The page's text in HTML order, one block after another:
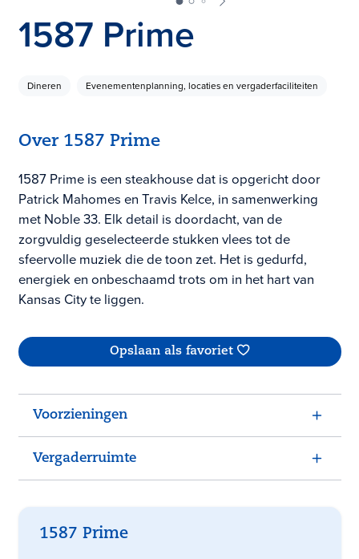
1587 Prime
Dineren Evenementenplanning, locaties en vergaderfaciliteiten
Over 1587 Prime
1587 Prime is een steakhouse dat is opgericht door
Patrick Mahomes en Travis Kelce, in samenwerking
met Noble 33. Elk detail is doordacht, van de
zorgvuldig geselecteerde stukken vlees tot de
sfeervolle muziek die de toon zet. Het is gedurfd,
energiek en onbeschaamd trots om in het hart van
Kansas City te liggen.
Opslaan als favoriet
Voorzieningen
Vergaderruimte
1587 Prime